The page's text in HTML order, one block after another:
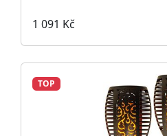
1 091 Kč
TOP